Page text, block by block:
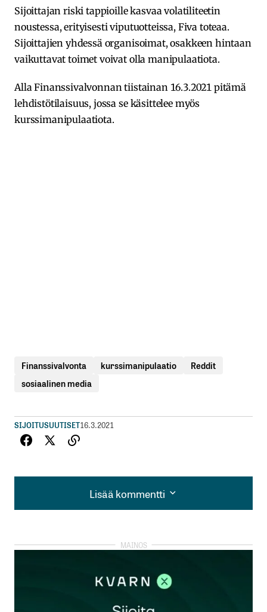
Sijoittajan riski tappioille kasvaa volatiliteetin
noustessa, erityisesti viputuotteissa, Fiva toteaa.
Sijoittajien yhdessä organisoimat, osakkeen hintaan
vaikuttavat toimet voivat olla manipulaatiota.
Alla Finanssivalvonnan tiistainan 16.3.2021 pitämä
lehdistötilaisuus, jossa se käsittelee myös
kurssimanipulaatiota.
Finanssivalvonta kurssimanipulaatio
Reddit
sosiaalinen media
SIJOITUSUUTISET16.3.2021
Lisää kommentti
Lisää kommentti
kirjautua
rekisteröityä